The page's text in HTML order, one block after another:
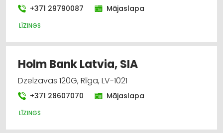
+371 29790087 Mājaslapa
LĪZINGS
Holm Bank Latvia, SIA
Dzelzavas 120G, Rīga, LV-1021
+371 28607070 Mājaslapa
LĪZINGS